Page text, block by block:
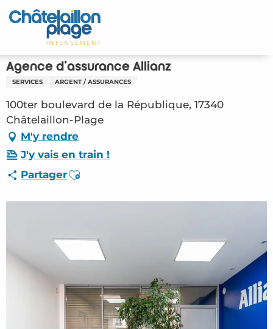
Aller
au
principal
Accueil
Découvrir
Activités
A vivre
Rendez-vous
Votre séjour
Agence d'assurance Allianz
SERVICES ARGENT / ASSURANCES
100ter boulevard de la République, 17340
Châtelaillon-Plage
M'y rendre
J'y vais en train !
PartagerAjouter aux favoris